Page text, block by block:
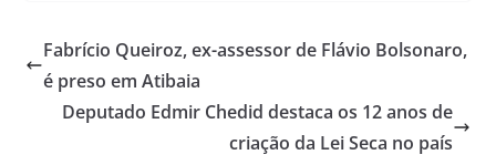
Fabrício Queiroz, ex-assessor de Flávio Bolsonaro,
é preso em Atibaia
Deputado Edmir Chedid destaca os 12 anos de
criação da Lei Seca no país